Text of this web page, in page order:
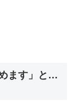
ます」と…